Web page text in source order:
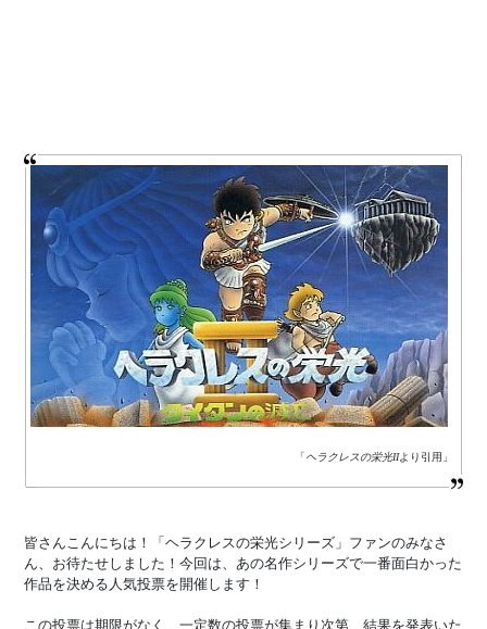
「ヘラクレスの栄光IIより引用」
皆さんこんにちは！「ヘラクレスの栄光シリーズ」ファンのみなさ
ん、お待たせしました！今回は、あの名作シリーズで一番面白かった
作品を決める人気投票を開催します！
この投票は期限がなく、一定数の投票が集まり次第、結果を発表いた